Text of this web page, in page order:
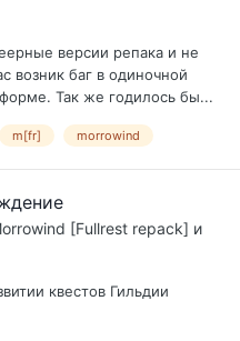
версии репака и не
возник баг в одиночной
Так же годилось бы...
m[fr] morrowind
[Fullrest repack] и
квестов Гильдии